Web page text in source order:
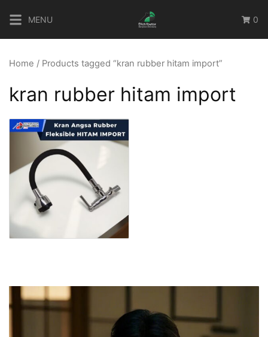
content
MENU 0
Home / Products tagged “kran rubber hitam import”
kran rubber hitam import